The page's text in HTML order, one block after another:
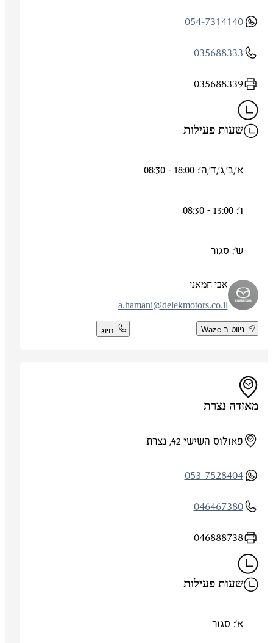
054-7314140
035688333
035688339
שעות פעילות
א',ב',ג',ד',ה': 18:00 - 08:30
ש': סגור
אבי חמאני
a.hamani@delekmotors.co.il
ניווט ב-Waze חיוג
מאזדה נצרת
פאולוס השישי 42, נצרת
053-7528404
046467380
046888738
שעות פעילות
א': סגור